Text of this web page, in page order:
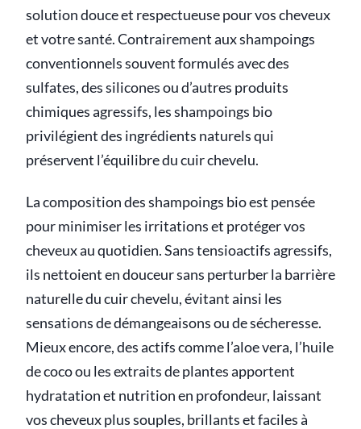
solution douce et respectueuse pour vos cheveux
et votre santé. Contrairement aux shampoings
conventionnels souvent formulés avec des
sulfates, des silicones ou d’autres produits
chimiques agressifs, les shampoings bio
privilégient des ingrédients naturels qui
préservent l’équilibre du cuir chevelu.
La composition des shampoings bio est pensée
pour minimiser les irritations et protéger vos
cheveux au quotidien. Sans tensioactifs agressifs,
ils nettoient en douceur sans perturber la barrière
naturelle du cuir chevelu, évitant ainsi les
sensations de démangeaisons ou de sécheresse.
Mieux encore, des actifs comme l’aloe vera, l’huile
de coco ou les extraits de plantes apportent
hydratation et nutrition en profondeur, laissant
vos cheveux plus souples, brillants et faciles à